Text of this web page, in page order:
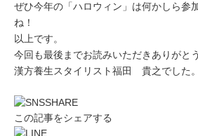
ぜひ今年の「ハロウィン」は何かしら参
ね！
以上です。
今回も最後までお読みいただきありがと
漢方養生スタイリスト福田 貴之でした。
この記事をシェアする